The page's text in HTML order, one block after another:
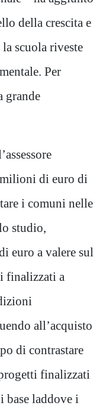
della crescita e
scuola riveste
Per
grande
di euro di
i comuni nelle
studio,
euro a valere sul
finalizzati a
all’acquisto
di contrastare
finalizzati
base laddove i